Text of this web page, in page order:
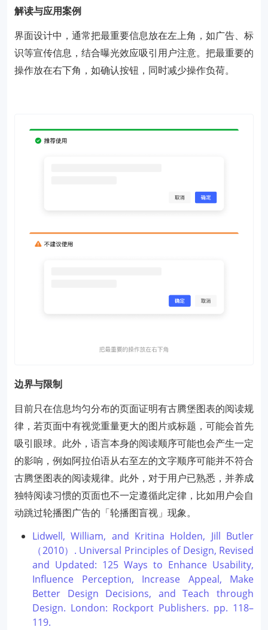
解读与应用案例
界面设计中，通常把最重要信息放在左上角，如广告、标
识等宣传信息，结合曝光效应吸引用户注意。把最重要的
操作放在右下角，如确认按钮，同时减少操作负荷。
边界与限制
目前只在信息均匀分布的页面证明有古腾堡图表的阅读规
律，若页面中有视觉重量更大的图片或标题，可能会首先
吸引眼球。此外，语言本身的阅读顺序可能也会产生一定
的影响，例如阿拉伯语从右至左的文字顺序可能并不符合
古腾堡图表的阅读规律。此外，对于用户已熟悉，并养成
独特阅读习惯的页面也不一定遵循此定律，比如用户会自
动跳过轮播图广告的「轮播图盲视」现象。
Lidwell, William, and Kritina Holden, Jill Butler
（2010）. Universal Principles of Design, Revised
and Updated: 125 Ways to Enhance Usability,
Influence Perception, Increase Appeal, Make
Better Design Decisions, and Teach through
Design. London: Rockport Publishers. pp. 118–
119.